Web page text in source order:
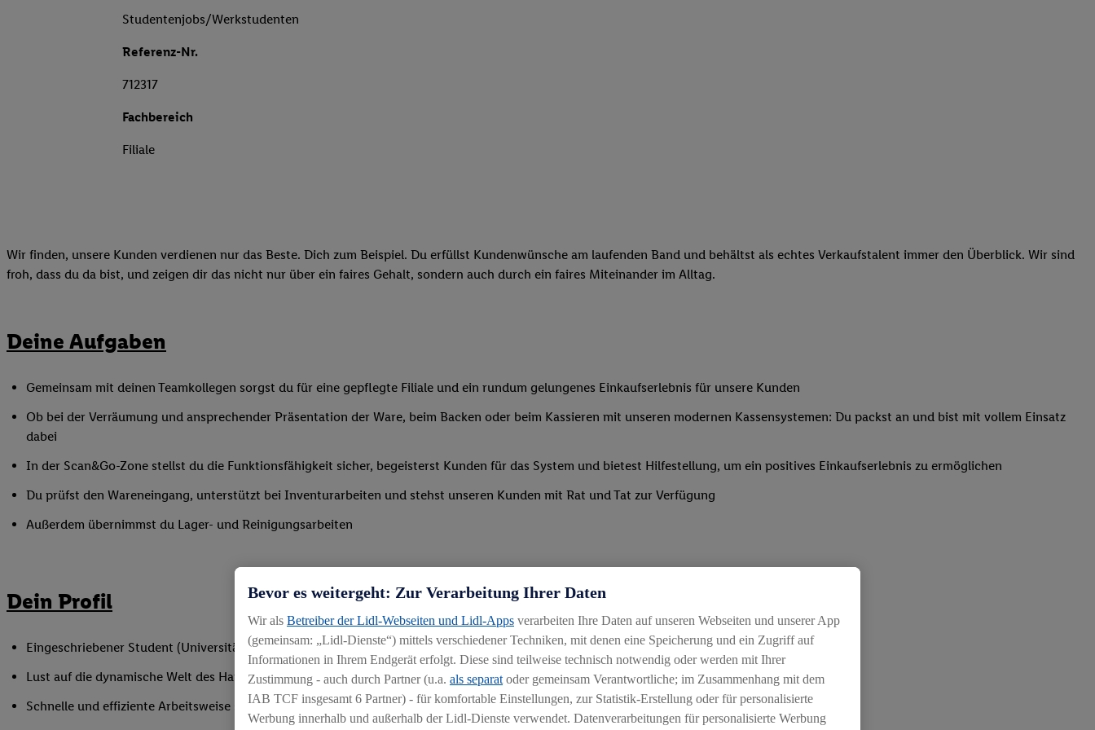
Studentenjobs/Werkstudenten
Referenz-Nr.
712317
Fachbereich
Filiale
Wir finden, unsere Kunden verdienen nur das Beste. Dich zum Beispiel. Du erfüllst Kundenwünsche am laufenden Band und behältst als echtes Verkaufstalent immer den Überblick. Wir sind
froh, dass du da bist, und zeigen dir das nicht nur über ein faires Gehalt, sondern auch durch ein faires Miteinander im Alltag.
Deine Aufgaben
Gemeinsam mit deinen Teamkollegen sorgst du für eine gepflegte Filiale und ein rundum gelungenes Einkaufserlebnis für unsere Kunden
Ob bei der Verräumung und ansprechender Präsentation der Ware, beim Backen oder beim Kassieren mit unseren modernen Kassensystemen: Du packst an und bist mit vollem Einsatz
dabei
In der Scan&Go-Zone stellst du die Funktionsfähigkeit sicher, begeisterst Kunden für das System und bietest Hilfestellung, um ein positives Einkaufserlebnis zu ermöglichen
Du prüfst den Wareneingang, unterstützt bei Inventurarbeiten und stehst unseren Kunden mit Rat und Tat zur Verfügung
Außerdem übernimmst du Lager- und Reinigungsarbeiten
Dein Profil
Eingeschriebener Student (Universität oder Hochschule)
Lust auf die dynamische Welt des Handels
Schnelle und effiziente Arbeitsweise sowie Anpassungsfähigkeit an wechselnde Aufgaben
Bevor es weitergeht: Zur Verarbeitung Ihrer Daten
Wir als Betreiber der Lidl-Webseiten und Lidl-Apps verarbeiten Ihre Daten auf unseren Webseiten und unserer App
(gemeinsam: „Lidl-Dienste“) mittels verschiedener Techniken, mit denen eine Speicherung und ein Zugriff auf
Informationen in Ihrem Endgerät erfolgt. Diese sind teilweise technisch notwendig oder werden mit Ihrer
Zustimmung - auch durch Partner (u.a. als separat oder gemeinsam Verantwortliche; im Zusammenhang mit dem
IAB TCF insgesamt 6 Partner) - für komfortable Einstellungen, zur Statistik-Erstellung oder für personalisierte
Werbung innerhalb und außerhalb der Lidl-Dienste verwendet. Datenverarbeitungen für personalisierte Werbung